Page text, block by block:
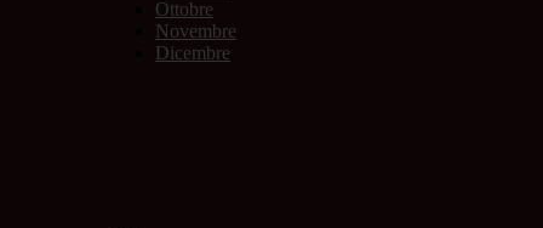
Ottobre
Novembre
Dicembre